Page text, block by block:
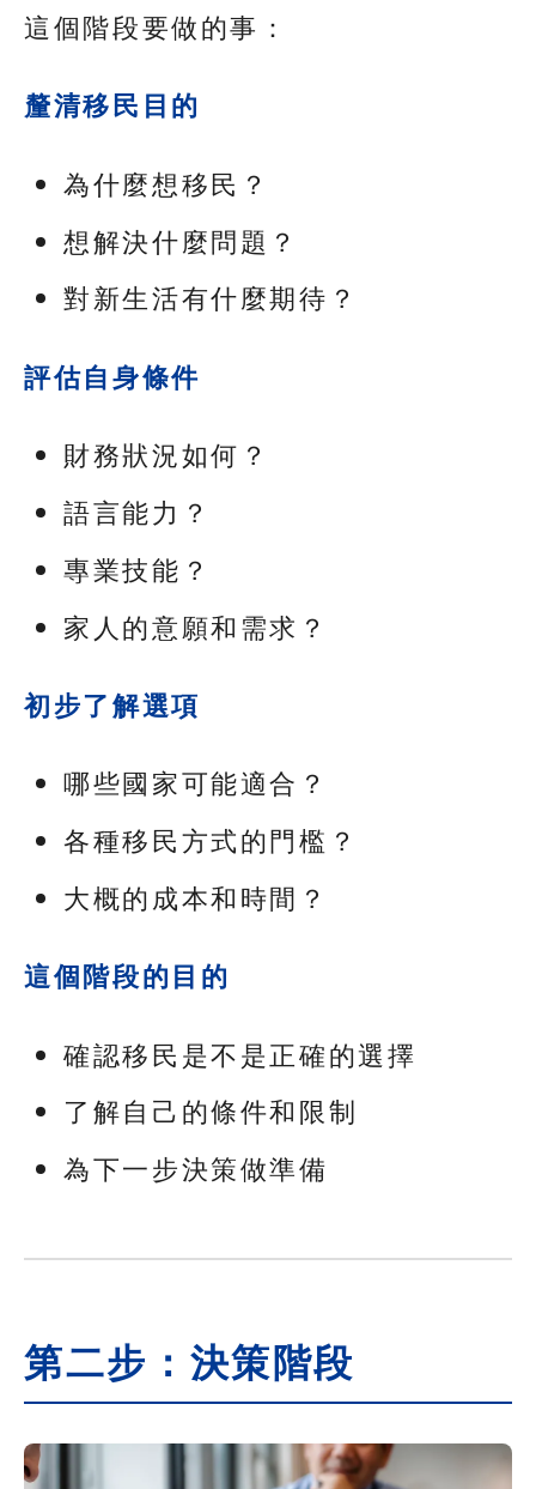
這個階段要做的事：
釐清移民目的
為什麼想移民？
想解決什麼問題？
對新生活有什麼期待？
評估自身條件
財務狀況如何？
語言能力？
專業技能？
家人的意願和需求？
初步了解選項
哪些國家可能適合？
各種移民方式的門檻？
大概的成本和時間？
這個階段的目的
確認移民是不是正確的選擇
了解自己的條件和限制
為下一步決策做準備
第二步：決策階段